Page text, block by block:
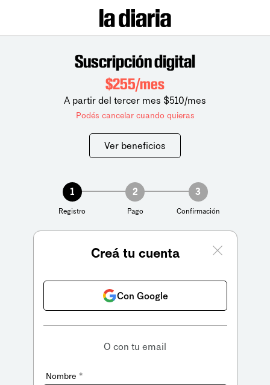
Suscripción digital
$255/mes
A partir del tercer mes $510/mes
Podés cancelar cuando quieras
Ver beneficios
1
Registro
2
Pago
3
Confirmación
Creá tu cuenta
Con Google
O con tu email
Nombre *